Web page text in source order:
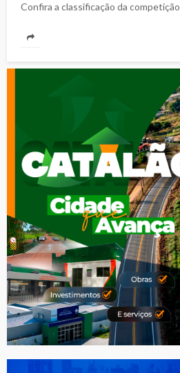
Confira a classificação da competição